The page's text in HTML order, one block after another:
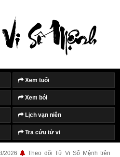
Xem tuổi
Xem bói
Lịch vạn niên
Tra cứu tử vi
2026 Theo dõi Tử Vi Số Mệnh trên